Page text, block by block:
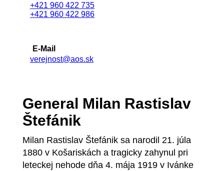
+421 960 422 735
+421 960 422 986
E-Mail
verejnost@aos.sk
General Milan Rastislav
Štefánik
Milan Rastislav Štefánik sa narodil 21. júla
1880 v Košariskách a tragicky zahynul pri
leteckej nehode dňa 4. mája 1919 v Ivánke